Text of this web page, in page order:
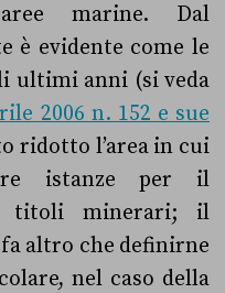
marine. Dal
è evidente come le
ultimi anni (si veda
2006 n. 152 e sue
ridotto l’area in cui
istanze per il
titoli minerari; il
altro che definirne
nel caso della